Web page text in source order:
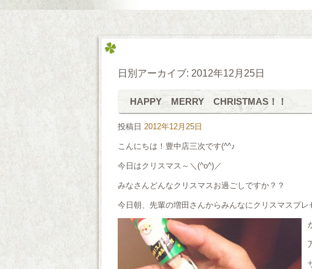
日別アーカイブ: 2012年12月25日
HAPPY MERRY CHRISTMAS！！
投稿日 2012年12月25日
こんにちは！豊中店三次です(^^♪
今日はクリスマス～＼(^o^)／
みなさんどんなクリスマスお過ごしですか？？
今日朝、先輩の増田さんからみんなにクリスマスプレ